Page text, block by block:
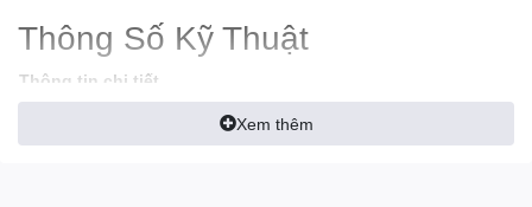
Thông Số Kỹ Thuật
Thông tin chi tiết
Loại sản phẩm
Bộ mở rộng sóng Wifi - Repeater
Ăngten ngoài
Xem thêm